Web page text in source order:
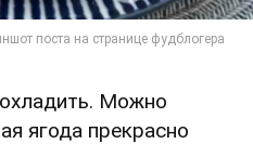
Можно
ягода прекрасно